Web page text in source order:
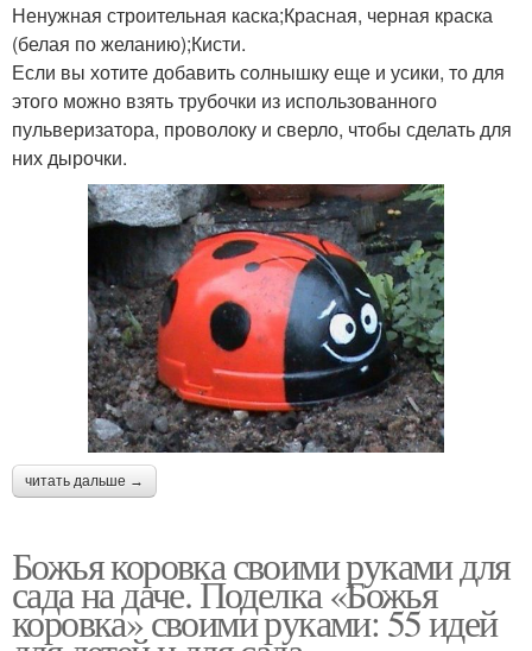
Ненужная строительная каска;Красная, черная краска
(белая по желанию);Кисти.
Если вы хотите добавить солнышку еще и усики, то для
этого можно взять трубочки из использованного
пульверизатора, проволоку и сверло, чтобы сделать для
них дырочки.
читать дальше →
Божья коровка своими руками для
сада на даче. Поделка «Божья
коровка» своими руками: 55 идей